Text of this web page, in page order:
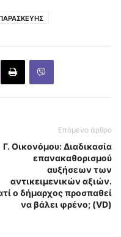
Επόμενο άρθρο
Γ. Οικονόμου: Διαδικασία
επανακαθορισμού
αυξήσεων των
αντικειμενικών αξιών.
ο δήμαρχος προσπαθεί
να βάλει φρένο; (VD)